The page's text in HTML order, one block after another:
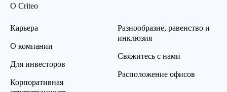
О Criteo
Карьера
О компании
Для инвесторов
Корпоративная
Разнообразие, равенство и
инклюзия
Свяжитесь с нами
Расположение офисов